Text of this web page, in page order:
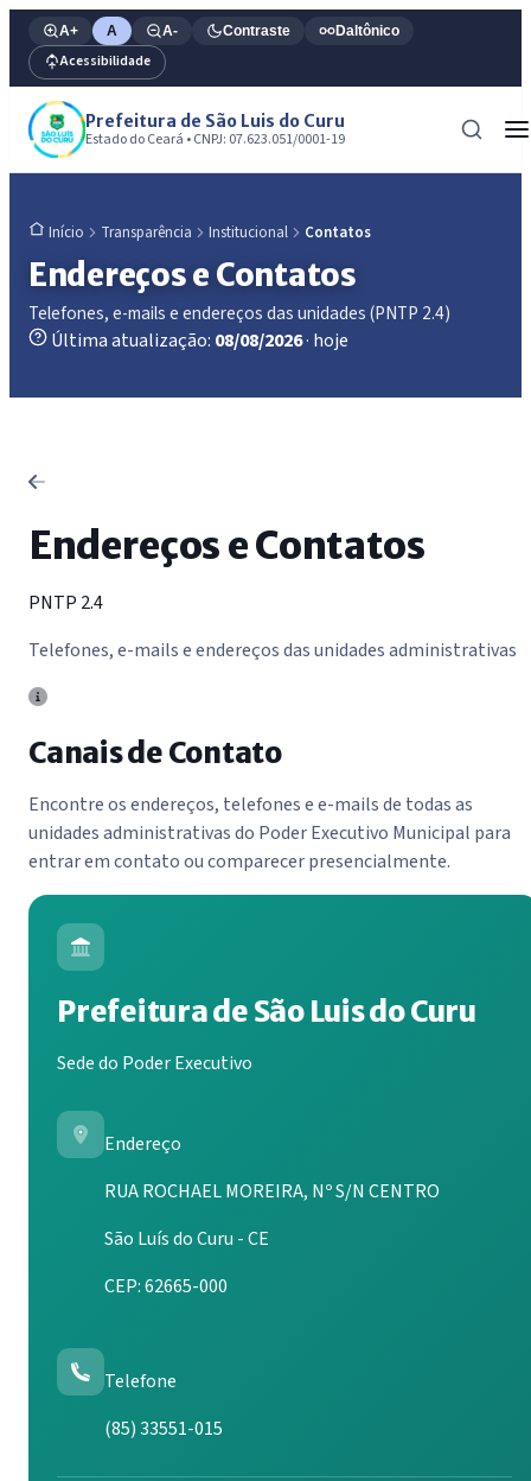
A+ A A- Contraste Daltônico
Acessibilidade
Prefeitura de São Luis do Curu
Estado do Ceará • CNPJ: 07.623.051/0001-19
Início Transparência Institucional Contatos
Endereços e Contatos
Telefones, e-mails e endereços das unidades (PNTP 2.4)
Última atualização: 08/08/2026· hoje
Endereços e Contatos
PNTP 2.4
Telefones, e-mails e endereços das unidades administrativas
Canais de Contato
Encontre os endereços, telefones e e-mails de todas as
unidades administrativas do Poder Executivo Municipal para
entrar em contato ou comparecer presencialmente.
Prefeitura de São Luis do Curu
Sede do Poder Executivo
Endereço
RUA ROCHAEL MOREIRA, Nº S/N CENTRO
São Luís do Curu - CE
CEP: 62665-000
Telefone
(85) 33551-015